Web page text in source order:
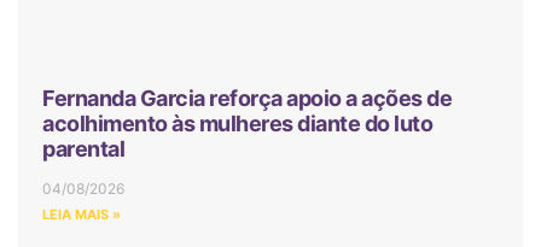
Fernanda Garcia reforça apoio a ações de
acolhimento às mulheres diante do luto
parental
04/08/2026
LEIA MAIS »